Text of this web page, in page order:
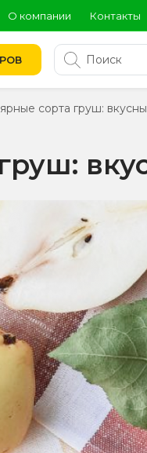
О компании Контакты
сорта груш: